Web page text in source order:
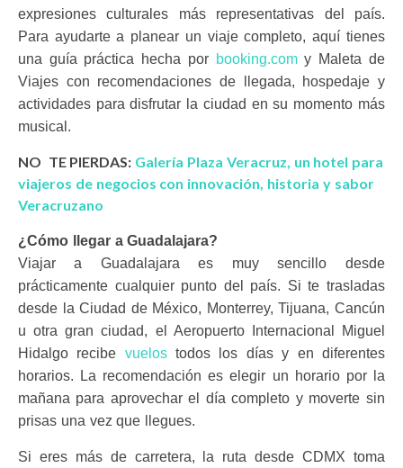
expresiones culturales más representativas del país.
Para ayudarte a planear un viaje completo, aquí tienes
una guía práctica hecha por booking.comy Maleta de
Viajes con recomendaciones de llegada, hospedaje y
actividades para disfrutar la ciudad en su momento más
musical.
NO TE PIERDAS: Galería Plaza Veracruz, un hotel para
viajeros de negocios con innovación, historia y sabor
Veracruzano
¿Cómo llegar a Guadalajara?
Viajar a Guadalajara es muy sencillo desde
prácticamente cualquier punto del país. Si te trasladas
desde la Ciudad de México, Monterrey, Tijuana, Cancún
u otra gran ciudad, el Aeropuerto Internacional Miguel
Hidalgo recibe vuelostodos los días y en diferentes
horarios. La recomendación es elegir un horario por la
mañana para aprovechar el día completo y moverte sin
prisas una vez que llegues.
Si eres más de carretera, la ruta desde CDMX toma